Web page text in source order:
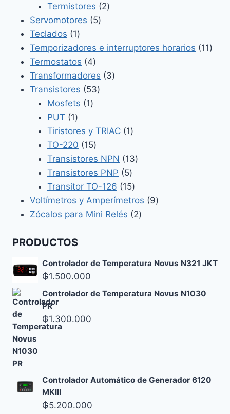
Termistores 22
Servomotores 55
Teclados 11
producto
Temporizadores e interruptores horarios 1111
Termostatos 44
productos
Transformadores 33
Transistores 5353
Mosfets 11
PUT 11
producto
Tiristores y TRIAC 11
TO-220 1515
productos
Transistores NPN 1313
Transistores PNP 55
productos
Transitor TO-126 1515
productos
Voltímetros y Amperímetros 99
Zócalos para Mini Relés 22
PRODUCTOS
Controlador de Temperatura Novus N321 JKT
₲1.500.000
Controlador de Temperatura Novus N1030
PR
₲1.300.000
Controlador Automático de Generador 6120
MKIII
₲5.200.000